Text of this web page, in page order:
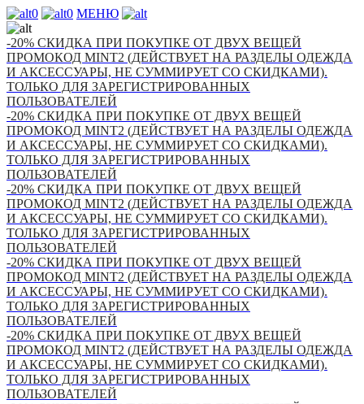
0 0 МЕНЮ
-20% СКИДКА ПРИ ПОКУПКЕ ОТ ДВУХ ВЕЩЕЙ
ПРОМОКОД MINT2 (ДЕЙСТВУЕТ НА РАЗДЕЛЫ ОДЕЖДА
И АКСЕССУАРЫ, НЕ СУММИРУЕТ СО СКИДКАМИ).
ТОЛЬКО ДЛЯ ЗАРЕГИСТРИРОВАННЫХ
ПОЛЬЗОВАТЕЛЕЙ
-20% СКИДКА ПРИ ПОКУПКЕ ОТ ДВУХ ВЕЩЕЙ
ПРОМОКОД MINT2 (ДЕЙСТВУЕТ НА РАЗДЕЛЫ ОДЕЖДА
И АКСЕССУАРЫ, НЕ СУММИРУЕТ СО СКИДКАМИ).
ТОЛЬКО ДЛЯ ЗАРЕГИСТРИРОВАННЫХ
ПОЛЬЗОВАТЕЛЕЙ
-20% СКИДКА ПРИ ПОКУПКЕ ОТ ДВУХ ВЕЩЕЙ
ПРОМОКОД MINT2 (ДЕЙСТВУЕТ НА РАЗДЕЛЫ ОДЕЖДА
И АКСЕССУАРЫ, НЕ СУММИРУЕТ СО СКИДКАМИ).
ТОЛЬКО ДЛЯ ЗАРЕГИСТРИРОВАННЫХ
ПОЛЬЗОВАТЕЛЕЙ
-20% СКИДКА ПРИ ПОКУПКЕ ОТ ДВУХ ВЕЩЕЙ
ПРОМОКОД MINT2 (ДЕЙСТВУЕТ НА РАЗДЕЛЫ ОДЕЖДА
И АКСЕССУАРЫ, НЕ СУММИРУЕТ СО СКИДКАМИ).
ТОЛЬКО ДЛЯ ЗАРЕГИСТРИРОВАННЫХ
ПОЛЬЗОВАТЕЛЕЙ
-20% СКИДКА ПРИ ПОКУПКЕ ОТ ДВУХ ВЕЩЕЙ
ПРОМОКОД MINT2 (ДЕЙСТВУЕТ НА РАЗДЕЛЫ ОДЕЖДА
И АКСЕССУАРЫ, НЕ СУММИРУЕТ СО СКИДКАМИ).
ТОЛЬКО ДЛЯ ЗАРЕГИСТРИРОВАННЫХ
ПОЛЬЗОВАТЕЛЕЙ